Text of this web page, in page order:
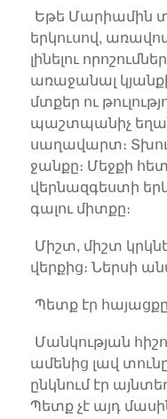
Եթե Մարիամին
երկուսով,
լինելու
առաջանալ
մտքեր ու
պաշտպանիչ
սաղավարտ։
ջանքը։ Մեջքի
վերնազգեստի
գալու միտքը։
Միշտ, միշտ
վերքից։ Ներսի
Պետք էր
Մանկության
ամենից լավ
ընկնում էր
Պետք չէ այդ